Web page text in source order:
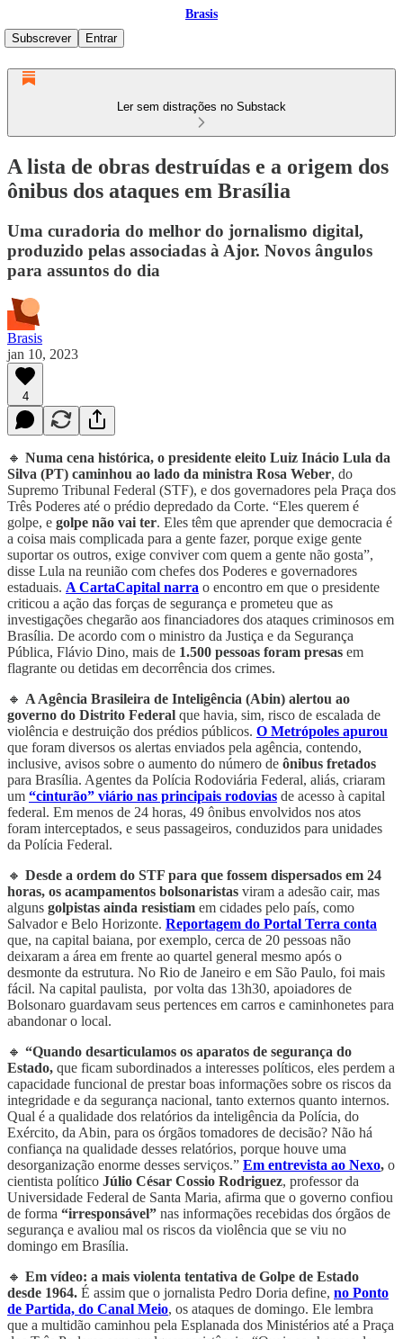
Brasis
Subscrever
Entrar
Ler sem distrações no Substack
A lista de obras destruídas e a origem dos
ônibus dos ataques em Brasília
Uma curadoria do melhor do jornalismo digital,
produzido pelas associadas à Ajor. Novos ângulos
para assuntos do dia
Brasis
jan 10, 2023
4
🔸 Numa cena histórica, o presidente eleito Luiz Inácio Lula da
Silva (PT) caminhou ao lado da ministra Rosa Weber, do
Supremo Tribunal Federal (STF), e dos governadores pela Praça dos
Três Poderes até o prédio depredado da Corte. “Eles querem é
golpe, e golpe não vai ter. Eles têm que aprender que democracia é
a coisa mais complicada para a gente fazer, porque exige gente
suportar os outros, exige conviver com quem a gente não gosta”,
disse Lula na reunião com chefes dos Poderes e governadores
estaduais. A CartaCapital narra o encontro em que o presidente
criticou a ação das forças de segurança e prometeu que as
investigações chegarão aos financiadores dos ataques criminosos em
Brasília. De acordo com o ministro da Justiça e da Segurança
Pública, Flávio Dino, mais de 1.500 pessoas foram presas em
flagrante ou detidas em decorrência dos crimes.
🔸 A Agência Brasileira de Inteligência (Abin) alertou ao
governo do Distrito Federal que havia, sim, risco de escalada de
violência e destruição dos prédios públicos. O Metrópoles apurou
que foram diversos os alertas enviados pela agência, contendo,
inclusive, avisos sobre o aumento do número de ônibus fretados
para Brasília. Agentes da Polícia Rodoviária Federal, aliás, criaram
um “cinturão” viário nas principais rodovias de acesso à capital
federal. Em menos de 24 horas, 49 ônibus envolvidos nos atos
foram interceptados, e seus passageiros, conduzidos para unidades
da Polícia Federal.
🔸 Desde a ordem do STF para que fossem dispersados em 24
horas, os acampamentos bolsonaristas viram a adesão cair, mas
alguns golpistas ainda resistiam em cidades pelo país, como
Salvador e Belo Horizonte. Reportagem do Portal Terra conta
que, na capital baiana, por exemplo, cerca de 20 pessoas não
deixaram a área em frente ao quartel general mesmo após o
desmonte da estrutura. No Rio de Janeiro e em São Paulo, foi mais
fácil. Na capital paulista, por volta das 13h30, apoiadores de
Bolsonaro guardavam seus pertences em carros e caminhonetes para
abandonar o local.
🔸 “Quando desarticulamos os aparatos de segurança do
Estado, que ficam subordinados a interesses políticos, eles perdem a
capacidade funcional de prestar boas informações sobre os riscos da
integridade e da segurança nacional, tanto externos quanto internos.
Qual é a qualidade dos relatórios da inteligência da Polícia, do
Exército, da Abin, para os órgãos tomadores de decisão? Não há
confiança na qualidade desses relatórios, porque houve uma
desorganização enorme desses serviços.” Em entrevista ao Nexo, o
cientista político Júlio César Cossio Rodriguez, professor da
Universidade Federal de Santa Maria, afirma que o governo confiou
de forma “irresponsável” nas informações recebidas dos órgãos de
segurança e avaliou mal os riscos da violência que se viu no
domingo em Brasília.
🔸 Em vídeo: a mais violenta tentativa de Golpe de Estado
desde 1964. É assim que o jornalista Pedro Doria define, no Ponto
de Partida, do Canal Meio, os ataques de domingo. Ele lembra
que a multidão caminhou pela Esplanada dos Ministérios até a Praça